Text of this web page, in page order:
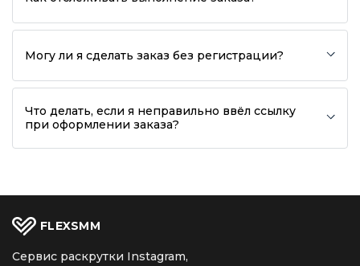
Могу ли я сделать заказ без регистрации?
Что делать, если я неправильно ввёл ссылку
при оформлении заказа?
FLEXSMM
Сервис раскрутки Instagram,